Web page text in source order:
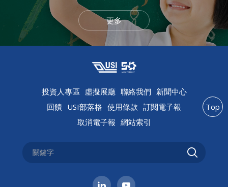
更多
投資人專區 虛擬展廳 聯絡我們 新聞中心
回饋 USI部落格 使用條款 訂閱電子報
取消電子報 網站索引
Top